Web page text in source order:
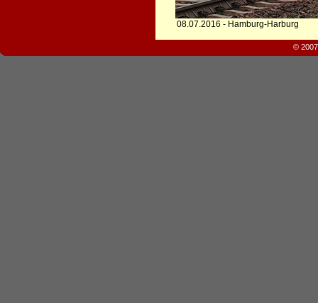
08.07.2016 - Hamburg-Harburg
©